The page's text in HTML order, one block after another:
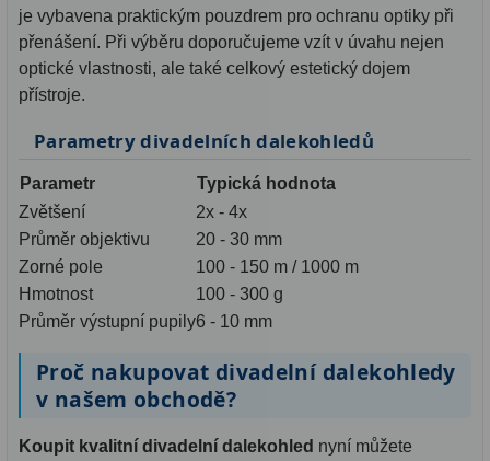
Stativy a pilíře3
Objímky10
Upínací prvky13
Závaží
22
Seřízení22
Optické kolimátory 11
Umělé hvězdy 5
je vybavena praktickým pouzdrem pro ochranu optiky při
přenášení. Při výběru doporučujeme vzít v úvahu nejen
optické vlastnosti, ale také celkový estetický dojem
přístroje.
Parametry divadelních dalekohledů
Parametr
Typická hodnota
Zvětšení
2x - 4x
Průměr objektivu
20 - 30 mm
Zorné pole
100 - 150 m / 1000 m
Hmotnost
100 - 300 g
Průměr výstupní pupily6 - 10 mm
Proč nakupovat divadelní dalekohledy
v našem obchodě?
Koupit kvalitní divadelní dalekohled nyní můžete